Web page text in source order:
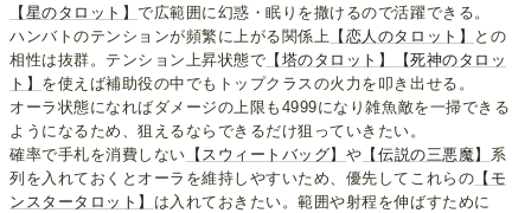
【星のタロット】で広範囲に幻惑・眠りを撒けるので活躍できる。
ハンバトのテンションが頻繁に上がる関係上 【恋人のタロット】
との
相性は抜群。テンション上昇状態で 【塔のタロット】
【死神のタロッ
ト】 を使えば補助役の中でもトップクラスの火力を叩き出せる。
オーラ状態になればダメージの上限も4999になり雑魚敵を一掃できる
ようになるため、狙えるならできるだけ狙っていきたい。
確率で手札を消費しない 【スウィートバッグ】 や 【伝説の三悪魔】 系
列を入れておくとオーラを維持しやすいため、優先してこれらの 【モ
ンスタータロット】 は入れておきたい。範囲や射程を伸ばすために